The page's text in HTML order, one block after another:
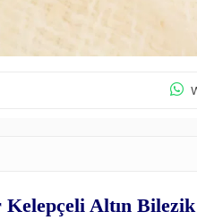
Kelepçeli Altın Bilezik